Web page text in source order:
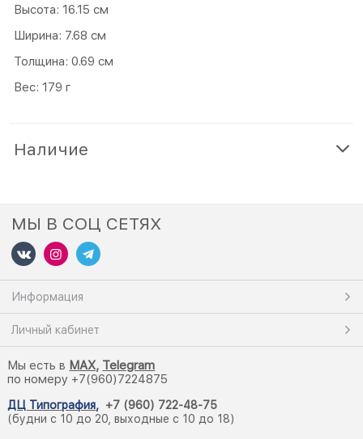
Высота: 16.15 см
Ширина: 7.68 см
Толщина: 0.69 см
Вес: 179 г
Наличие
МЫ В СОЦ СЕТЯХ
Информация
Личный кабинет
Мы есть в MAX, Telegram
по номеру +7(960)7224875
ДЦ Типография, +7 (960) 722-48-75
(будни с 10 до 20, выходные с 10 до 18)